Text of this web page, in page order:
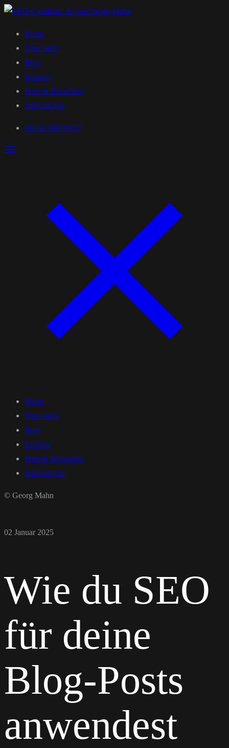
Home
Über mich
Blog
Kontakt
Preis & Broschüre
Jetzt buchen
04234 /890 90 87
Home
Über mich
Blog
Kontakt
Preis & Broschüre
Jetzt buchen
© Georg Mahn
02 Januar 2025
Wie du SEO
für deine
Blog-Posts
anwendest